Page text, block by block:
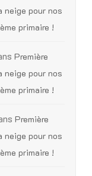
neige pour nos
primaire !
Première
neige pour nos
primaire !
Première
neige pour nos
primaire !